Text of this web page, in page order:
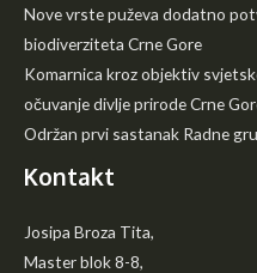
Nove vrste puževa dodatno
biodiverziteta Crne Gore
Komarnica kroz objektiv
očuvanje divlje prirode Crne
Održan prvi sastanak Radne
Kontakt
Josipa Broza Tita,
Master blok 8-8,